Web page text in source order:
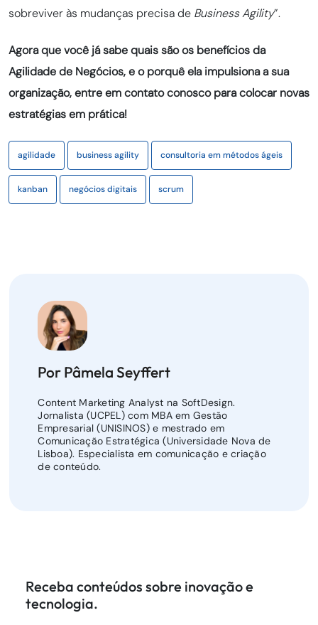
sobreviver às mudanças precisa de Business Agility”.
Agora que você já sabe quais são os benefícios da
Agilidade de Negócios, e o porquê ela impulsiona a sua
organização, entre em contato conosco para colocar novas
estratégias em prática!
agilidade business agility consultoria em métodos ágeis
kanban negócios digitais scrum
Por Pâmela Seyffert
Content Marketing Analyst na SoftDesign.
Jornalista (UCPEL) com MBA em Gestão
Empresarial (UNISINOS) e mestrado em
Comunicação Estratégica (Universidade Nova de
Lisboa). Especialista em comunicação e criação
de conteúdo.
Receba conteúdos sobre inovação e
tecnologia.